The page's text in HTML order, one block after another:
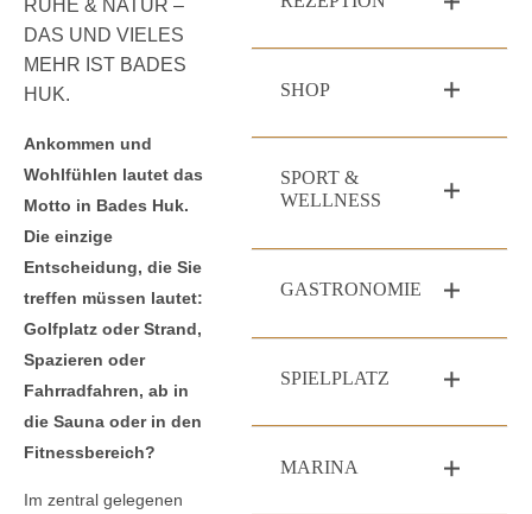
RUHE & NATUR –
DAS UND VIELES
MEHR IST BADES
HUK.
Ankommen und
Wohlfühlen lautet das
Motto in Bades Huk.
Die einzige
Entscheidung, die Sie
treffen müssen lautet:
Golfplatz oder Strand,
Spazieren oder
Fahrradfahren, ab in
die Sauna oder in den
Fitnessbereich?
Im zentral gelegenen
SHOP
SPORT &
WELLNESS
GASTRONOMIE
SPIELPLATZ
MARINA